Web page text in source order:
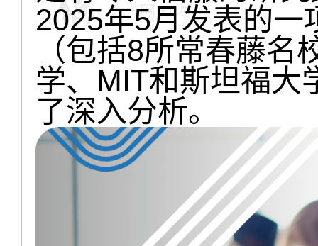
2025年5月发表的一
（包括8所常春藤
学、MIT和斯坦福大
了深入分析。